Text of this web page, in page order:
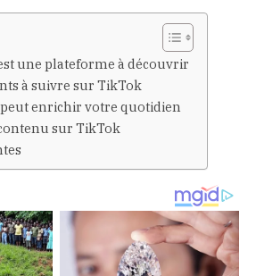
une plateforme à découvrir
à suivre sur TikTok
enrichir votre quotidien
sur TikTok